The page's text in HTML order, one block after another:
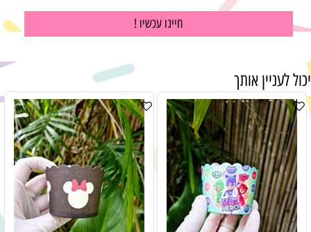
חייגו עכשיו !
יכול לעניין אותך